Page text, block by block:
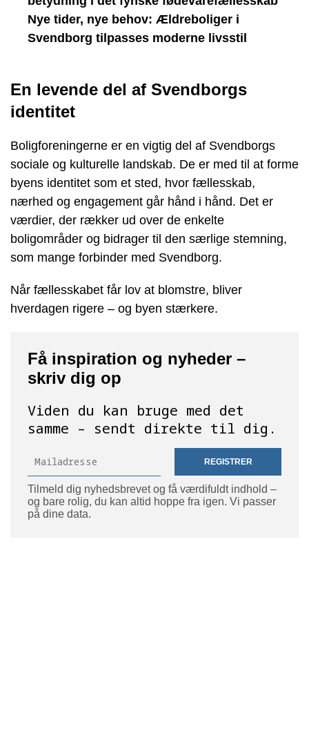
Nye tider, nye behov: Ældreboliger i
Svendborg tilpasses moderne livsstil
En levende del af Svendborgs
identitet
Boligforeningerne er en vigtig del af Svendborgs
sociale og kulturelle landskab. De er med til at forme
byens identitet som et sted, hvor fællesskab,
nærhed og engagement går hånd i hånd. Det er
værdier, der rækker ud over de enkelte
boligområder og bidrager til den særlige stemning,
som mange forbinder med Svendborg.
Når fællesskabet får lov at blomstre, bliver
hverdagen rigere – og byen stærkere.
Få inspiration og nyheder –
skriv dig op
Viden du kan bruge med det
samme – sendt direkte til dig.
REGISTRER
Tilmeld dig nyhedsbrevet og få værdifuldt indhold –
og bare rolig, du kan altid hoppe fra igen. Vi passer
på dine data.